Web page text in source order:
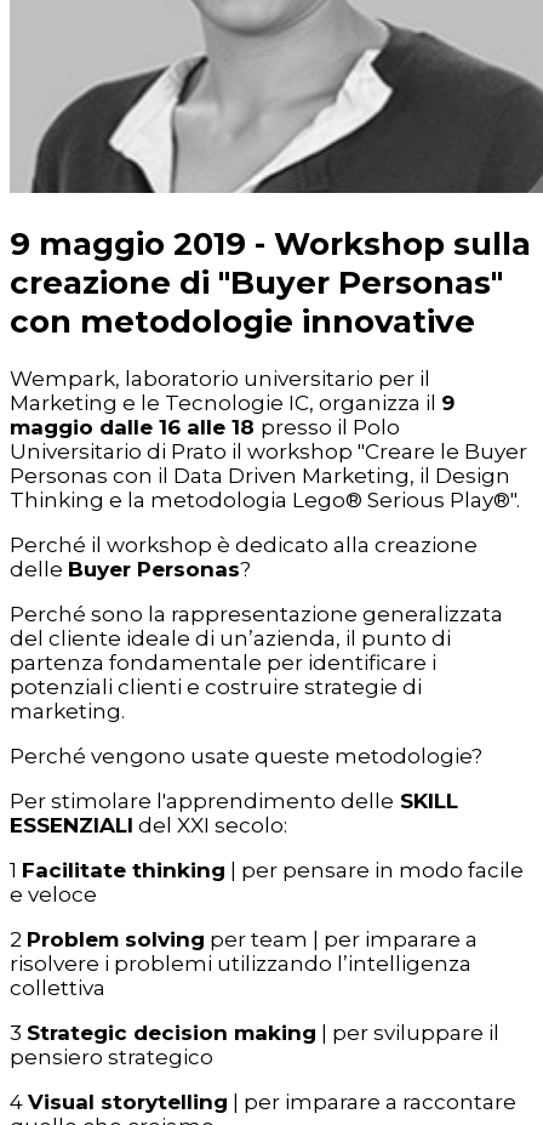
9 maggio 2019 - Workshop sulla
creazione di "Buyer Personas"
con metodologie innovative
Wempark, laboratorio universitario per il
Marketing e le Tecnologie IC, organizza il 9
maggio dalle 16 alle 18 presso il Polo
Universitario di Prato il workshop "Creare le Buyer
Personas con il Data Driven Marketing, il Design
Thinking e la metodologia Lego® Serious Play®".
Perché il workshop è dedicato alla creazione
delle Buyer Personas?
Perché sono la rappresentazione generalizzata
del cliente ideale di un’azienda, il punto di
partenza fondamentale per identificare i
potenziali clienti e costruire strategie di
marketing.
Perché vengono usate queste metodologie?
Per stimolare l'apprendimento delle SKILL
ESSENZIALI del XXI secolo:
1 Facilitate thinking | per pensare in modo facile
e veloce
2 Problem solving per team | per imparare a
risolvere i problemi utilizzando l’intelligenza
collettiva
3 Strategic decision making | per sviluppare il
pensiero strategico
4 Visual storytelling | per imparare a raccontare